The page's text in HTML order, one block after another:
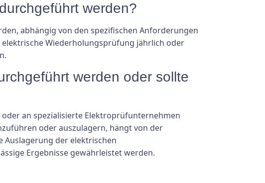
werden?
abhängig von den spezifischen Anforderungen
Wiederholungsprüfung jährlich oder
werden oder sollte
an spezialisierte Elektroprüfunternehmen
oder auszulagern, hängt von der
Auslagerung der elektrischen
Ergebnisse gewährleistet werden.